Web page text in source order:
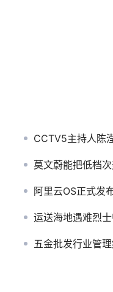
CCTV5主持人陈
莫文蔚能把低档
阿里云OS正式发
运送海地遇难烈
五金批发行业管